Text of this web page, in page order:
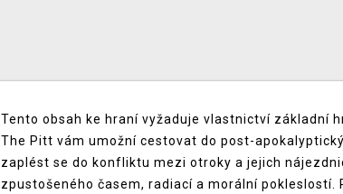
Tento obsah ke hraní vyžaduje vlastnictví základní
The Pitt vám umožní cestovat do post-
zaplést se do konfliktu mezi otroky a jejich
zpustošeného časem, radiací a morální